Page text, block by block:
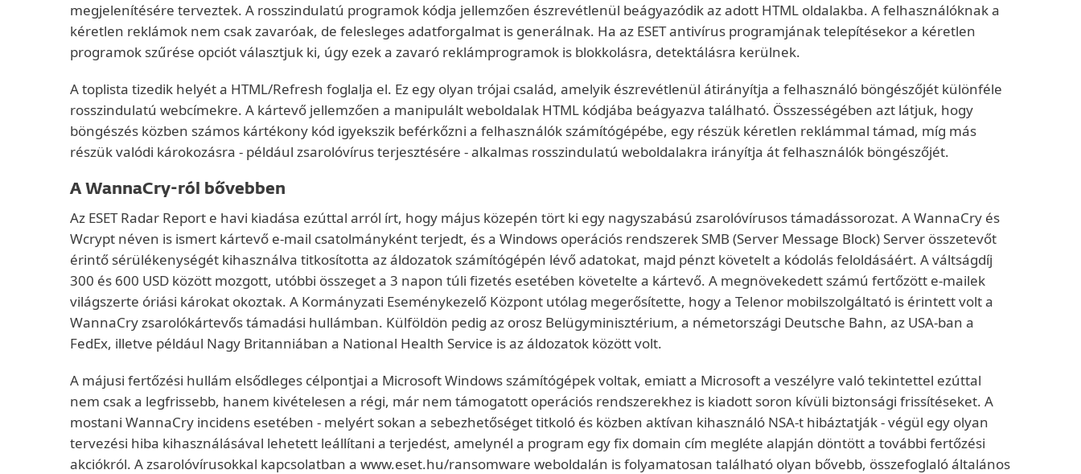
megjelenítésére terveztek. A rosszindulatú programok kódja jellemzően észrevétlenül beágyazódik az adott HTML oldalakba. A felhasználóknak a
kéretlen reklámok nem csak zavaróak, de felesleges adatforgalmat is generálnak. Ha az ESET antivírus programjának telepítésekor a kéretlen
programok szűrése opciót választjuk ki, úgy ezek a zavaró reklámprogramok is blokkolásra, detektálásra kerülnek.
A toplista tizedik helyét a HTML/Refresh foglalja el. Ez egy olyan trójai család, amelyik észrevétlenül átirányítja a felhasználó böngészőjét különféle
rosszindulatú webcímekre. A kártevő jellemzően a manipulált weboldalak HTML kódjába beágyazva található. Összességében azt látjuk, hogy
böngészés közben számos kártékony kód igyekszik beférkőzni a felhasználók számítógépébe, egy részük kéretlen reklámmal támad, míg más
részük valódi károkozásra - például zsarolóvírus terjesztésére - alkalmas rosszindulatú weboldalakra irányítja át felhasználók böngészőjét.
A WannaCry-ról bővebben
Az ESET Radar Report e havi kiadása ezúttal arról írt, hogy május közepén tört ki egy nagyszabású zsarolóvírusos támadássorozat. A WannaCry és
Wcrypt néven is ismert kártevő e-mail csatolmányként terjedt, és a Windows operációs rendszerek SMB (Server Message Block) Server összetevőt
érintő sérülékenységét kihasználva titkosította az áldozatok számítógépén lévő adatokat, majd pénzt követelt a kódolás feloldásáért. A váltságdíj
300 és 600 USD között mozgott, utóbbi összeget a 3 napon túli fizetés esetében követelte a kártevő. A megnövekedett számú fertőzött e-mailek
világszerte óriási károkat okoztak. A Kormányzati Eseménykezelő Központ utólag megerősítette, hogy a Telenor mobilszolgáltató is érintett volt a
WannaCry zsarolókártevős támadási hullámban. Külföldön pedig az orosz Belügyminisztérium, a németországi Deutsche Bahn, az USA-ban a
FedEx, illetve például Nagy Britanniában a National Health Service is az áldozatok között volt.
A májusi fertőzési hullám elsődleges célpontjai a Microsoft Windows számítógépek voltak, emiatt a Microsoft a veszélyre való tekintettel ezúttal
nem csak a legfrissebb, hanem kivételesen a régi, már nem támogatott operációs rendszerekhez is kiadott soron kívüli biztonsági frissítéseket. A
mostani WannaCry incidens esetében - melyért sokan a sebezhetőséget titkoló és közben aktívan kihasználó NSA-t hibáztatják - végül egy olyan
tervezési hiba kihasználásával lehetett leállítani a terjedést, amelynél a program egy fix domain cím megléte alapján döntött a további fertőzési
akciókról. A zsarolóvírusokkal kapcsolatban a www.eset.hu/ransomware weboldalán is folyamatosan található olyan bővebb, összefoglaló általános